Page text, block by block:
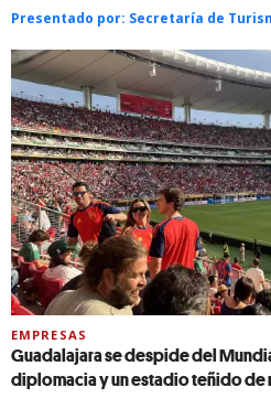
Presentado por: Secretaría de
EMPRESAS
Guadalajara se despide del
diplomacia y un estadio teñido de